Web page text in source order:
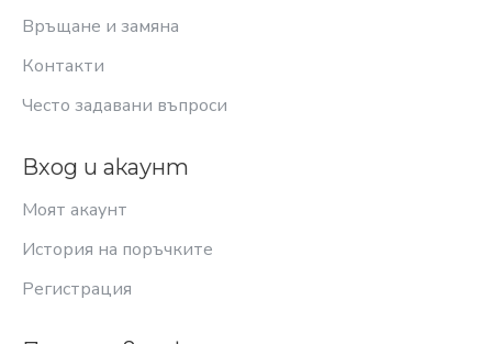
Връщане и замяна
Контакти
Често задавани въпроси
Вход и акаунт
Моят акаунт
История на поръчките
Регистрация